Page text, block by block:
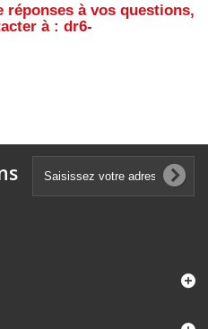
réponses à vos questions,
à : dr6-